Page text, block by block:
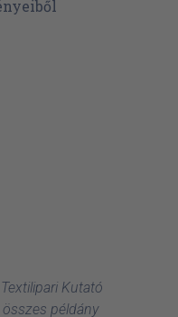
Kutató
példány